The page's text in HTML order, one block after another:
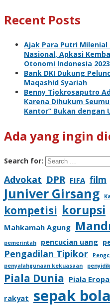
Recent Posts
Ajak Para Putri Milenial
Nasional, Apkasi
Otonomi Indonesia 2023
Bank DKI Dukung
Maqashid Syariah
Benny Tjokrosaputro
Karena Dihukum
Kantor” Bukan dengan
Ada yang ingin
Search for:
Advokat DPR FIFA film
Juniver Girsang
kompetisi korupsi
Mahkamah Agung
pemerintah pencucian uang
Pengadilan Tipikor
penyalahgunaan kekuasaan
Piala Dunia Piala
rakyat sepak bola